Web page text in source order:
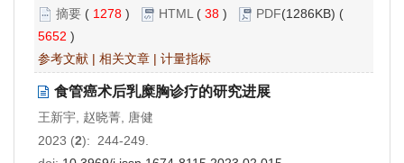
摘要 ( 1278 ) HTML ( 38 ) PDF(1286KB) (
5652 )
参考文献 | 相关文章 | 计量指标
食管癌术后乳糜胸诊疗的研究进展
王新宇, 赵晓菁, 唐健
2023 (2): 244-249.